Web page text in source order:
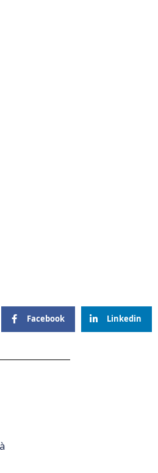
Facebook Linkedin